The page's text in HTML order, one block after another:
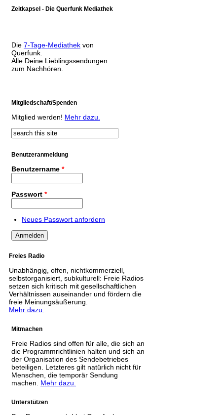
Zeitkapsel - Die Querfunk Mediathek
Die 7-Tage-Mediathek von
Querfunk.
Alle Deine Lieblingssendungen
zum Nachhören.
Mitgliedschaft/Spenden
Mitglied werden! Mehr dazu.
Suchformular
Suche
Benutzeranmeldung
Benutzername *
Passwort *
Neues Passwort anfordern
Freies Radio
Unabhängig, offen, nichtkommerziell,
selbstorganisiert, subkulturell: Freie Radios
setzen sich kritisch mit gesellschaftlichen
Verhältnissen auseinander und fördern die
freie Meinungsäußerung.
Mehr dazu.
Mitmachen
Freie Radios sind offen für alle, die sich an
die Programmrichtlinien halten und sich an
der Organisation des Sendebetriebes
beteiligen. Letzteres gilt natürlich nicht für
Menschen, die temporär Sendung
machen. Mehr dazu.
Unterstützen